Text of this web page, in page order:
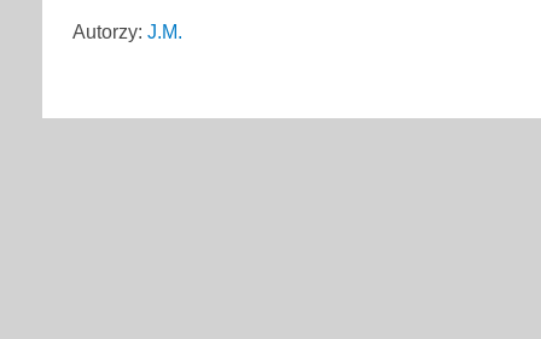
Autorzy: J.M.